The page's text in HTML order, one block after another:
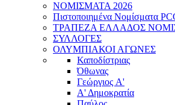
ΝΟΜΙΣΜΑΤΑ 2026
Πιστοποιημένα Νομίσματα
ΤΡΑΠΕΖΑ ΕΛΛΑΔΟΣ
ΣΥΛΛΟΓΕΣ
ΟΛΥΜΠΙΑΚΟΙ ΑΓΩΝΕΣ
Καποδίστριας
Όθωνας
Γεώργιος A'
Α' Δημοκρατία